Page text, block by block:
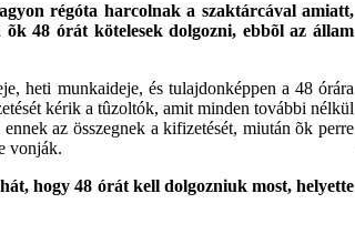
régóta harcolnak a szaktárcával amiatt,
48 órát kötelesek dolgozni, ebbõl az állam
heti munkaideje, és tulajdonképpen a 48 órára
kérik a tûzoltók, amit minden további nélkül
az összegnek a kifizetését, miután õk perre
vonják.
hogy 48 órát kell dolgozniuk most, helyette